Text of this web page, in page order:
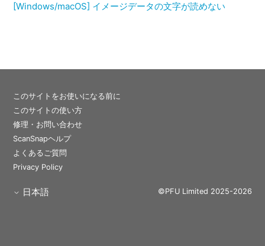
[Windows/macOS] イメージデータの文字が読めない
このサイトをお使いになる前に
このサイトの使い方
修理・お問い合わせ
ScanSnapヘルプ
よくあるご質問
Privacy Policy
日本語 ©PFU Limited 2025-2026